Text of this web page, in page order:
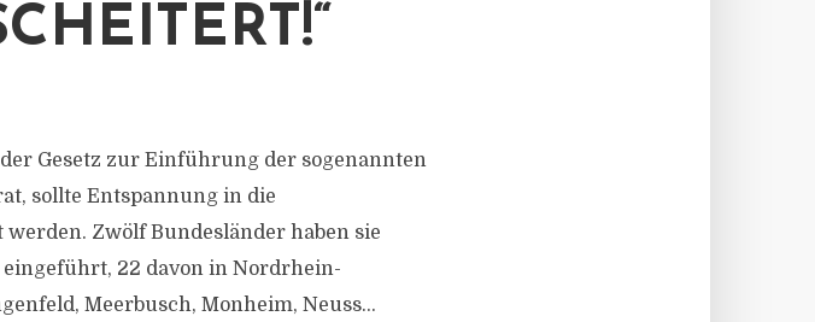
Gesetz zur Einführung der sogenannten
sollte Entspannung in die
Zwölf Bundesländer haben sie
22 davon in Nordrhein-
Meerbusch, Monheim, Neuss...